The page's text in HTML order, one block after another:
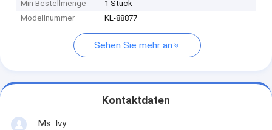
Min Bestellmenge
1 Stück
Modellnummer
KL-88877
Sehen Sie mehr an
Kontaktdaten
Ms. Ivy